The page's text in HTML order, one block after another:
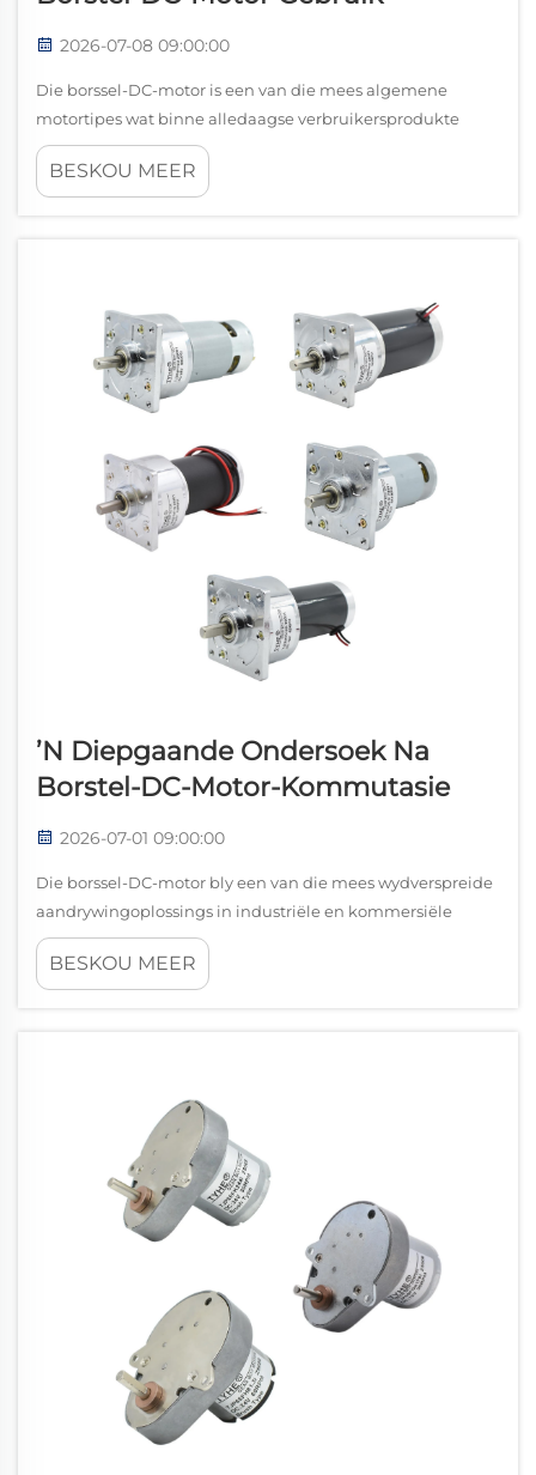
2026-07-08 09:00:00
Die borssel-DC-motor is een van die mees algemene
motortipes wat binne alledaagse verbruikersprodukte
gevind word. Sy relatief eenvoudige konstruksie, lae koste
en betroubare koppelaflewering maak dit 'n aantreklike
BESKOU MEER
’n Diepgaande Ondersoek Na
Borstel-DC-Motor-Kommutasie
2026-07-01 09:00:00
Die borssel-DC-motor bly een van die mees wydverspreide
aandrywingoplossings in industriële en kommersiële
toerusting. Ten spyte van die toenemende aanvaarding
van borssellose alternatiewe, bied die borssel-DC-motor
BESKOU MEER